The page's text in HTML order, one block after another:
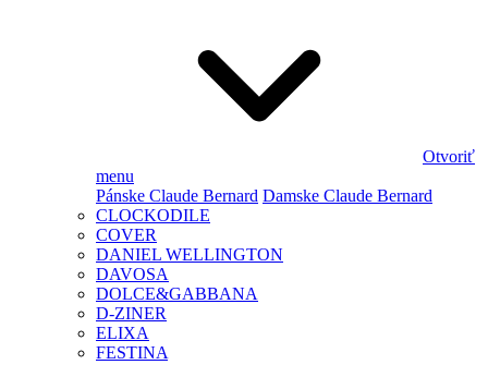
Otvoriť
menu
Pánske Claude Bernard Damske Claude Bernard
CLOCKODILE
COVER
DANIEL WELLINGTON
DAVOSA
DOLCE&GABBANA
D-ZINER
ELIXA
FESTINA